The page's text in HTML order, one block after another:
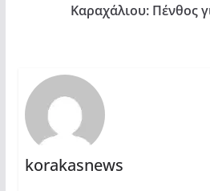
Καραχάλιου: Πένθος
korakasnews